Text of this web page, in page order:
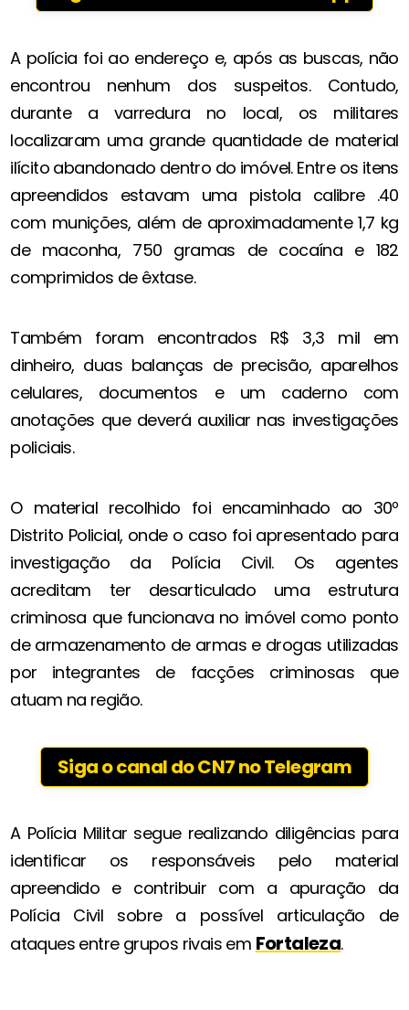
A polícia foi ao endereço e, após as buscas, não
encontrou nenhum dos suspeitos. Contudo,
durante a varredura no local, os militares
localizaram uma grande quantidade de material
ilícito abandonado dentro do imóvel. Entre os itens
apreendidos estavam uma pistola calibre .40
com munições, além de aproximadamente 1,7 kg
de maconha, 750 gramas de cocaína e 182
comprimidos de êxtase.
Também foram encontrados R$ 3,3 mil em
dinheiro, duas balanças de precisão, aparelhos
celulares, documentos e um caderno com
anotações que deverá auxiliar nas investigações
policiais.
O material recolhido foi encaminhado ao 30º
Distrito Policial, onde o caso foi apresentado para
investigação da Polícia Civil. Os agentes
acreditam ter desarticulado uma estrutura
criminosa que funcionava no imóvel como ponto
de armazenamento de armas e drogas utilizadas
por integrantes de facções criminosas que
atuam na região.
Siga o canal do CN7 no Telegram
A Polícia Militar segue realizando diligências para
identificar os responsáveis pelo material
apreendido e contribuir com a apuração da
Polícia Civil sobre a possível articulação de
ataques entre grupos rivais em Fortaleza.